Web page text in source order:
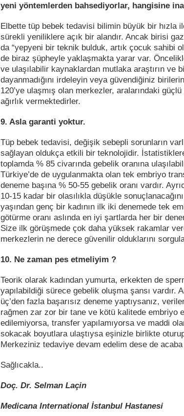
yeni yöntemlerden bahsediyorlar, hangisine
Elbette tüp bebek tedavisi bilimin büyük bir hızla
sürekli yeniliklere açık bir alandır. Ancak birisi
da “yepyeni bir teknik bulduk, artık çocuk sahibi
de biraz şüpheyle yaklaşmakta yarar var.
ve ulaşılabilir kaynaklardan mutlaka araştırın ve
dayanmadığını irdeleyin veya güvendiğiniz
120’ye ulaşmış olan merkezler, aralarındaki
ağırlık vermektedirler.
9. Asla garanti yoktur.
Tüp bebek tedavisi, değişik sebepli sorunların
sağlayan oldukça etkili bir teknolojidir.
toplamda % 85 civarında gebelik oranına
Türkiye’de de uygulanmakta olan tek embriyo
deneme başına % 50-55 gebelik oranı vardır.
10-15 kadar bir olasılıkla düşükle
yaşından genç bir kadının ilk iki denemede tek
götürme oranı aslında en iyi şartlarda her bir
Size ilk görüşmede çok daha yüksek rakamlar
merkezlerin ne derece güvenilir olduklarını
10. Ne zaman pes etmeliyim ?
Teorik olarak kadından yumurta, erkekten de
yapılabildiği sürece gebelik oluşma şansı vardır.
üç’den fazla başarısız deneme yaptıysanız,
rağmen zar zor bir tane ve kötü kalitede embriyo
edilemiyorsa, transfer yapılamıyorsa ve maddi
sokacak boyutlara ulaştıysa eşinizle birlikte
Merkeziniz tedaviye devam edelim dese de
Sağlıcakla..
Doç. Dr. Selman Laçin
Medicana International İstanbul Hastanesi